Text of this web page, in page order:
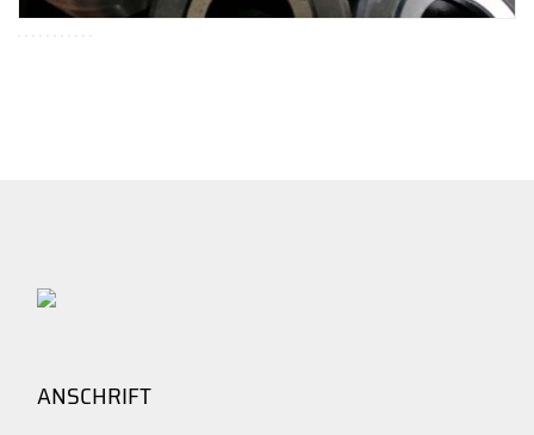
ANSCHRIFT